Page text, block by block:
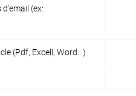
(ex:
(Pdf, Excell, Word...)